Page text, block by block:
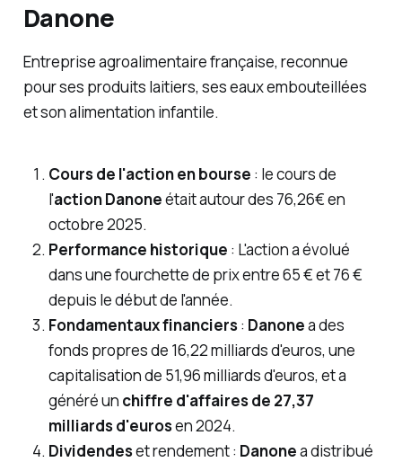
Danone
Entreprise agroalimentaire française, reconnue
pour ses produits laitiers, ses eaux embouteillées
et son alimentation infantile.
Cours de l'action en bourse : le cours de
l'action Danoneétait autour des 76,26€ en
octobre 2025.
Performance historique : L'action a évolué
dans une fourchette de prix entre 65 € et 76 €
depuis le début de l'année.
Fondamentaux financiers: Danonea des
fonds propres de 16,22 milliards d'euros, une
capitalisation de 51,96 milliards d'euros, et a
généré un chiffre d'affaires de 27,37
milliards d'eurosen 2024.
Dividendeset rendement : Danonea distribué